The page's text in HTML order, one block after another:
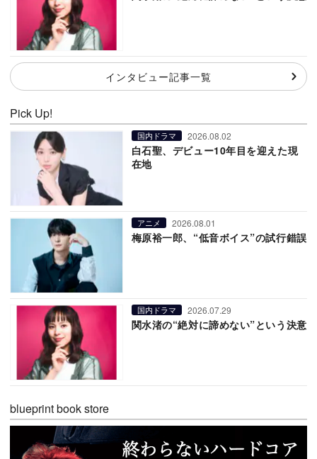
インタビュー記事一覧
Pick Up!
国内ドラマ 2026.08.02
白石聖、デビュー10年目を迎えた現
在地
アニメ 2026.08.01
梅原裕一郎、“低音ボイス”の試行錯誤
国内ドラマ 2026.07.29
関水渚の“絶対に諦めない”という決意
blueprint book store